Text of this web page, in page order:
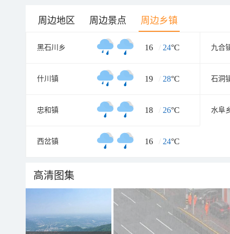
周边地区 周边景点 周边乡镇
黑石川乡 16 / 24°C 九合
什川镇 19 / 28°C 石洞
忠和镇 18 / 26°C 水阜
西岔镇 16 / 24°C
高清图集